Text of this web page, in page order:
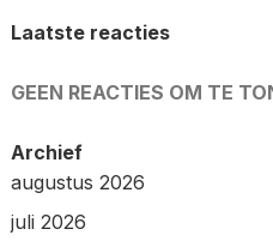
Laatste reacties
GEEN REACTIES OM TE
Archief
augustus 2026
juli 2026